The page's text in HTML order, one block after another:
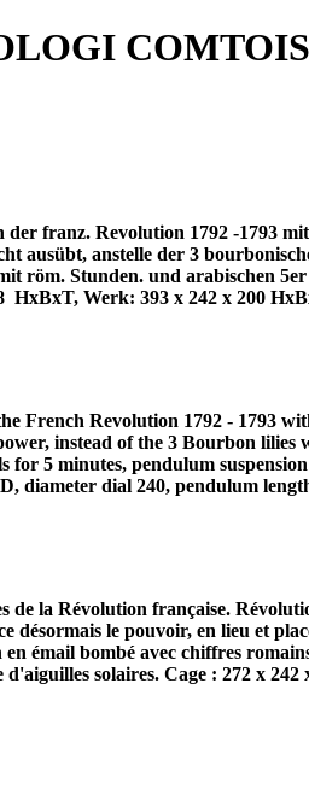
franz. Revolution 1792 -1793
ausübt, anstelle der 3
röm. Stunden. und arabischen
HxBxT, Werk: 393 x 242 x 200
French Revolution 1792 - 1793
instead of the 3 Bourbon
5 minutes, pendulum
diameter dial 240, pendulum
de la Révolution française.
désormais le pouvoir, en lieu et
émail bombé avec chiffres
solaires. Cage : 272 x